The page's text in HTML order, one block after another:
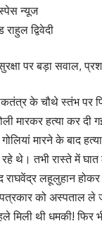
न्यूज
द्विवेदी
पर बड़ा सवाल,
के चौथे स्तंभ पर
मारकर हत्या कर
गोलियां मारने के बाद
रहे थे। तभी रास्ते में घात
राघवेंद्र लहूलुहान
को अस्पताल ले
मिली थी धमकी! फिर